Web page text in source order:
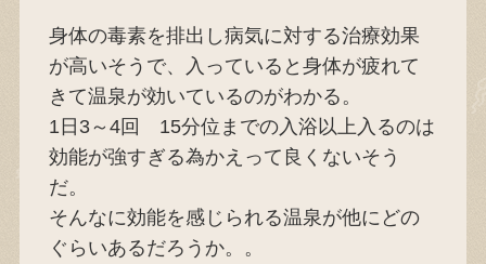
身体の毒素を排出し病気に対する治療効果
が高いそうで、入っていると身体が疲れて
きて温泉が効いているのがわかる。
1日3～4回 15分位までの入浴以上入るのは
効能が強すぎる為かえって良くないそう
だ。
そんなに効能を感じられる温泉が他にどの
ぐらいあるだろうか。。